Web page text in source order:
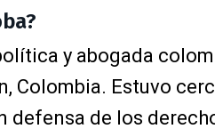
y abogada
Colombia. Estuvo
defensa de los